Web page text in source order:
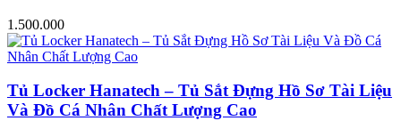
1.500.000
Tủ Locker Hanatech – Tủ Sắt Đựng Hồ Sơ Tài Liệu
Và Đồ Cá Nhân Chất Lượng Cao